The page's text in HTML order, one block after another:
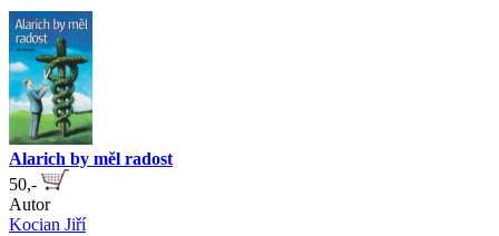
Alarich by měl radost
50,-
Autor
Kocian Jiří